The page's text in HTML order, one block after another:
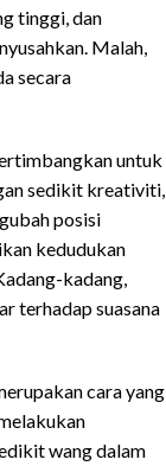
tinggi, dan
Malah,
secara
untuk
sedikit kreativiti,
posisi
kedudukan
kadang,
terhadap suasana
cara yang
wang dalam